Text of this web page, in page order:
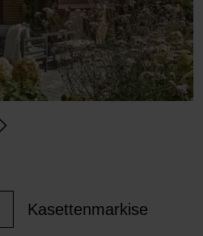
Kasettenmarkise